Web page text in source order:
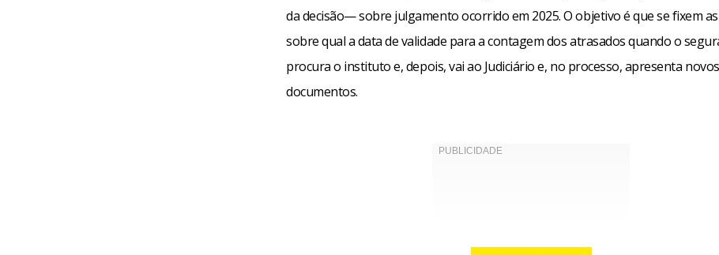
da decisão— sobre julgamento ocorrido em 2025. O objetivo é que se fixem
sobre qual a data de validade para a contagem dos atrasados quando o
procura o instituto e, depois, vai ao Judiciário e, no processo, apresenta novos
documentos.